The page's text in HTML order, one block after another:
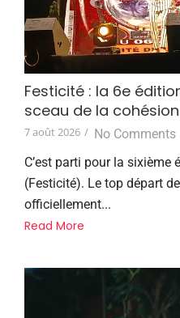
Festicité : la 6e
sceau de la
7 août 2026 / No Comments
C’est parti pour la sixième
(Festicité). Le top départ
officiellement...
Read More